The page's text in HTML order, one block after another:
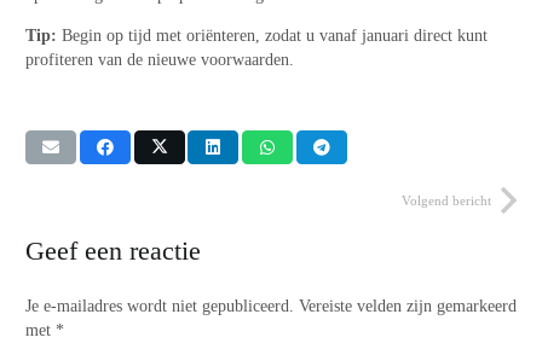
Tip: Begin op tijd met oriënteren, zodat u vanaf januari direct kunt
profiteren van de nieuwe voorwaarden.
Volgend bericht
Geef een reactie
Je e-mailadres wordt niet gepubliceerd. Vereiste velden zijn gemarkeerd
met *